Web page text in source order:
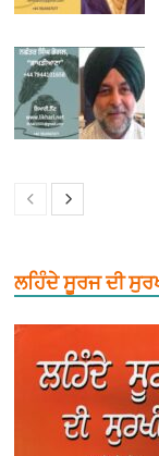
ਲਹਿੰਦੇ ਸੂਰਜ ਦੀ